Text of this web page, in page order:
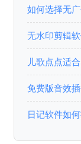
如何选择无
无水印剪辑
儿歌点点适
免费版音效
日记软件如